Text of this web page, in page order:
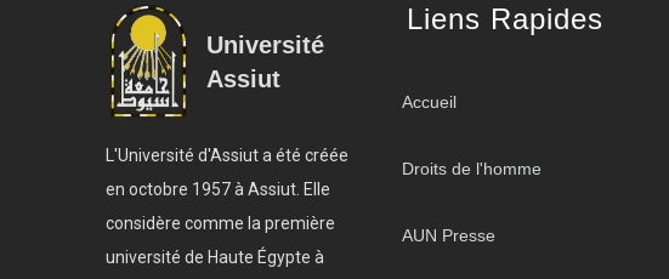
Université
Assiut
L'Université d'Assiut a été créée
en octobre 1957 à Assiut. Elle
considère comme la première
université de Haute Égypte à
Liens Rapides
Accueil
Droits de l'homme
AUN Presse